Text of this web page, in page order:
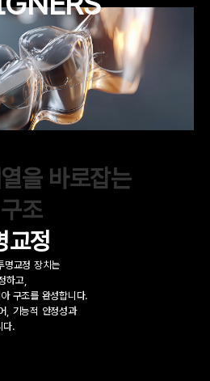
을 바로잡는
조
교정
명교정 장치는
하고,
구조를 완성합니다.
, 기능적 안정성과
다.